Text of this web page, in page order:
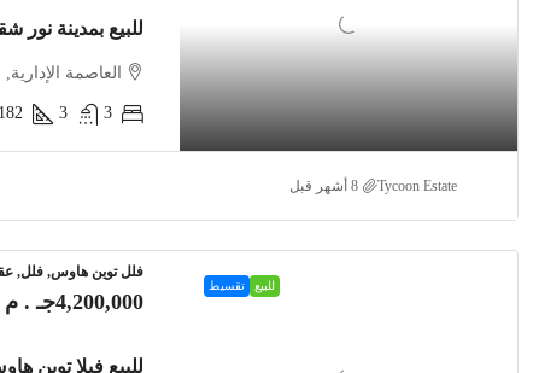
للبيع بمدينة نور شقة 182م استلام 2026 بأوفر
العاصمة
3
3
182
Tycoon Estate
للبيع تقسيط
فلل توين هاوس, فلل,
4,200,000جـ . م